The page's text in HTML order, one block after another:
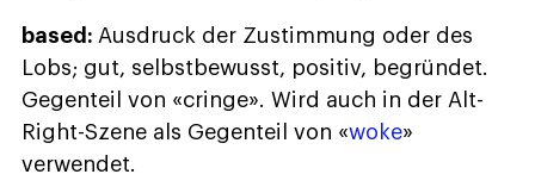
based: Ausdruck der Zustimmung oder des
Lobs; gut, selbstbewusst, positiv, begründet.
Gegenteil von «cringe». Wird auch in der Alt-
Right-Szene als Gegenteil von «woke»
verwendet.